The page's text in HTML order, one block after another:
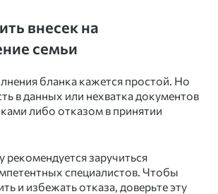
внесек на
семьи
бланка кажется простой. Но
в данных или нехватка документов
либо отказом в принятии
заручиться
специалистов. Чтобы
и избежать отказа, доверьте эту